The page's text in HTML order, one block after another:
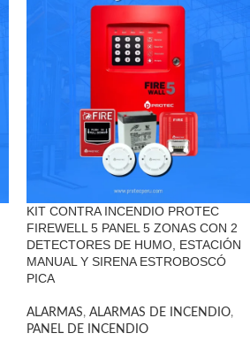
KIT CONTRA INCENDIO PROTEC
FIREWELL 5 PANEL 5 ZONAS CON 2
DETECTORES DE HUMO, ESTACIÓN
MANUAL Y SIRENA ESTROBOSCÓ
PICA
ALARMAS, ALARMAS DE INCENDIO,
PANEL DE INCENDIO